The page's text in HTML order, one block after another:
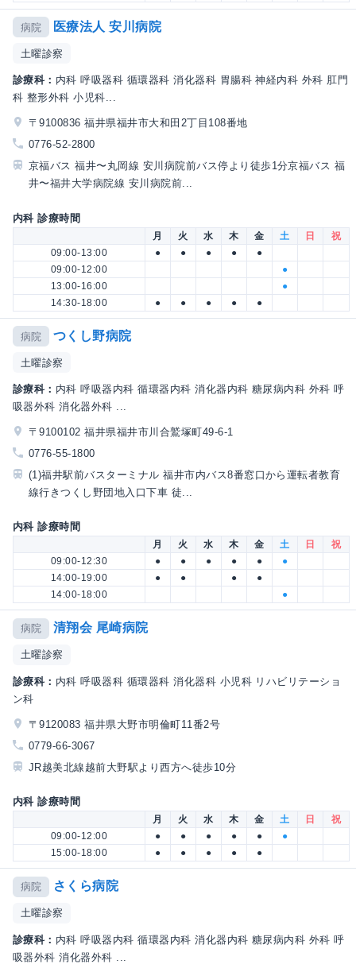
病院 医療法人 安川病院
土曜診察
診療科： 内科 呼吸器科 循環器科 消化器科 胃腸科 神経内科 外科 肛門
科 整形外科 小児科...
〒9100836 福井県福井市大和田2丁目108番地
0776-52-2800
京福バス 福井〜丸岡線 安川病院前バス停より徒歩1分京福バス 福
井〜福井大学病院線 安川病院前...
内科 診療時間
月 火 水 木 金 土 日
祝
09:00-13:00
● ● ● ●
●
09:00-12:00
●
13:00-16:00
●
14:30-18:00
● ● ● ● ●
病院 つくし野病院
土曜診察
診療科： 内科 呼吸器内科 循環器内科 消化器内科 糖尿病内科 外科 呼
吸器外科 消化器外科 ...
〒9100102 福井県福井市川合鷲塚町49-6-1
0776-55-1800
(1)福井駅前バスターミナル 福井市内バス8番窓口から運転者教育
線行きつくし野団地入口下車 徒...
内科 診療時間
月 火 水 木 金 土 日
祝
09:00-12:30
● ● ● ● ●
●
14:00-19:00
● ● ●
●
14:00-18:00
●
病院 清翔会 尾崎病院
土曜診察
診療科： 内科 呼吸器科 循環器科 消化器科 小児科 リハビリテーショ
ン科
〒9120083 福井県大野市明倫町11番2号
0779-66-3067
JR越美北線越前大野駅より西方へ徒歩10分
内科 診療時間
月 火 水 木 金 土 日
祝
09:00-12:00
● ● ● ● ●
●
15:00-18:00
● ● ● ● ●
病院 さくら病院
土曜診察
診療科： 内科 呼吸器内科 循環器内科 消化器内科 糖尿病内科 外科 呼
吸器外科 消化器外科 ...